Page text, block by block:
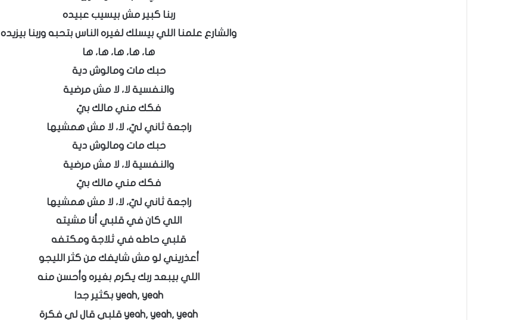
ربنا كبير مش بيسيب عبيده
والشارع علمنا اللي بيسلك لغيره الناس بتحبه وربنا بيزيده
ها، ها، ها، ها، ها
حبك مات ومالوش دية
والنفسية لا، لا مش مرضية
فكك مني مالك بيّ
راجعة ثاني ليّ، لا، لا مش همشيها
حبك مات ومالوش دية
والنفسية لا، لا مش مرضية
فكك مني مالك بيّ
راجعة ثاني ليّ، لا، لا مش همشيها
اللي كان في قلبي أنا مشيته
قلبي حاطه في ثلاجة ومكتفه
أعذريني لو مش شايفك من كثر الليجو
اللي بيبعد ربك يكرم بغيره وأحسن منه
yeah, yeah بكثير جدا
yeah, yeah, yeah قلبي قال لي فكرة